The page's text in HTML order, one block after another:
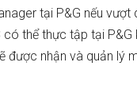
tại P&G nếu vượt
thể thực tập tại
được nhận và quản lý